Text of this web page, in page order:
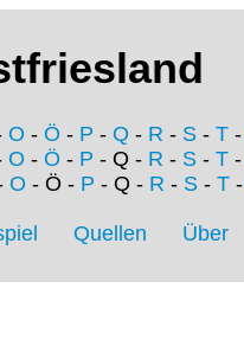
O - Ö - P - Q - R - S - T -
O - Ö - P - Q - R - S - T -
O - Ö - P - Q - R - S- T-
Quellen Über